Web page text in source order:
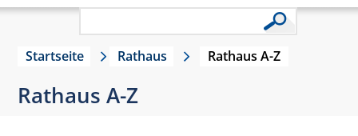
Startseite Rathaus Rathaus A-Z
Rathaus A-Z